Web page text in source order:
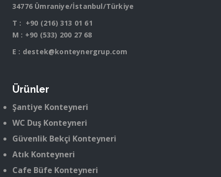
34776 Ümraniye/İstanbul/Türkiye
T : +90 (216) 313 01 61
M : +90 (533) 200 27 68
E : destek@konteynergrup.com
Ürünler
Şantiye Konteyneri
WC Duş Konteyneri
Güvenlik Bekçi Konteyneri
Atık Konteyneri
Cafe Büfe Konteyneri